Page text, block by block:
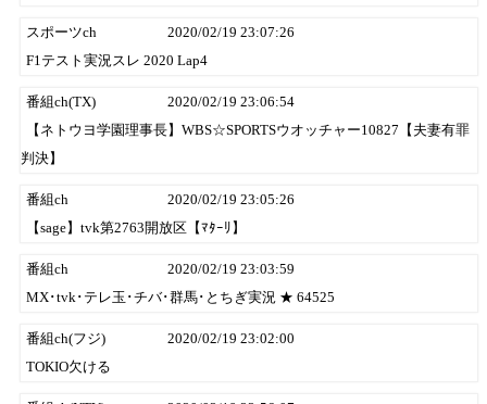
スポーツch
2020/02/19 23:07:26
F1テスト実況スレ 2020 Lap4
番組ch(TX)
2020/02/19 23:06:54
【ネトウヨ学園理事長】WBS☆SPORTSウオッチャー10827【夫妻有罪
判決】
番組ch
2020/02/19 23:05:26
【sage】tvk第2763開放区【ﾏﾀｰﾘ】
番組ch
2020/02/19 23:03:59
MX･tvk･テレ玉･チバ･群馬･とちぎ実況 ★ 64525
番組ch(フジ)
2020/02/19 23:02:00
TOKIO欠ける